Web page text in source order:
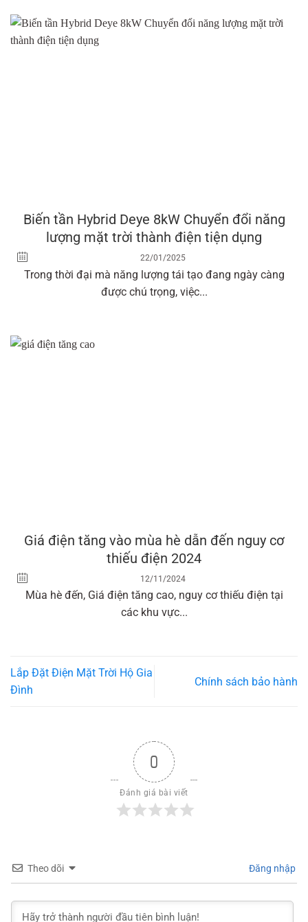
Biến tần Hybrid Deye 8kW Chuyển đổi năng
lượng mặt trời thành điện tiện dụng
22/01/2025
Trong thời đại mà năng lượng tái tạo đang ngày càng
được chú trọng, việc...
Giá điện tăng vào mùa hè dẫn đến nguy cơ
thiếu điện 2024
12/11/2024
Mùa hè đến, Giá điện tăng cao, nguy cơ thiếu điện tại
các khu vực...
Lắp Đặt Điện Mặt Trời Hộ Gia
Đình
Chính sách bảo hành
0
Đánh giá bài viết
Theo dõi Đăng nhập